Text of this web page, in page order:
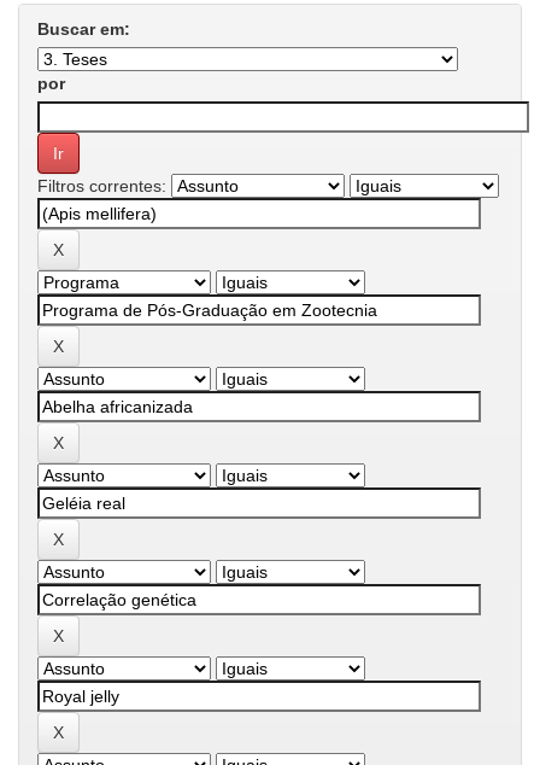
Buscar em:
por
Filtros correntes: